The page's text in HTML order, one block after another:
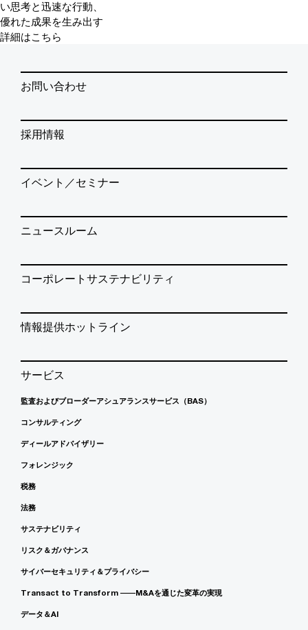
い思考と迅速な行動、
優れた成果を生み出す
詳細はこちら
お問い合わせ
採用情報
イベント／セミナー
ニュースルーム
コーポレートサステナビリティ
情報提供ホットライン
サービス
監査およびブローダーアシュアランスサービス（BAS）
コンサルティング
ディールアドバイザリー
フォレンジック
税務
法務
サステナビリティ
リスク＆ガバナンス
サイバーセキュリティ＆プライバシー
Transact to Transform ――M&Aを通じた変革の実現
データ＆AI